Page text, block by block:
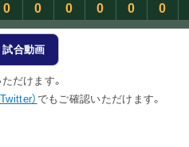
0 0 0 0 0 0
合動画
だけます。
） でもご確認いただけます。